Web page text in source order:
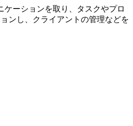
ケーションを取り、タスクやプロ
ンし、クライアントの管理などを